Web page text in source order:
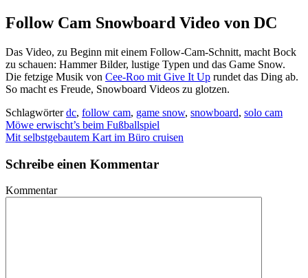
Follow Cam Snowboard Video von DC
Das Video, zu Beginn mit einem Follow-Cam-Schnitt, macht Bock
zu schauen: Hammer Bilder, lustige Typen und das Game Snow.
Die fetzige Musik von Cee-Roo mit Give It Up rundet das Ding ab.
So macht es Freude, Snowboard Videos zu glotzen.
Schlagwörterdc, follow cam, game snow, snowboard, solo cam
Möwe erwischt’s beim Fußballspiel
Mit selbstgebautem Kart im Büro cruisen
Schreibe einen Kommentar
Kommentar